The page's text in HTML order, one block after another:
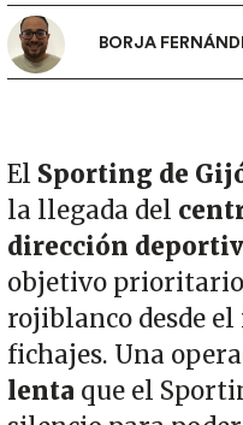
BORJA
El Sporting de
la llegada del
dirección
objetivo
rojiblanco desde
fichajes. Una
lenta que el